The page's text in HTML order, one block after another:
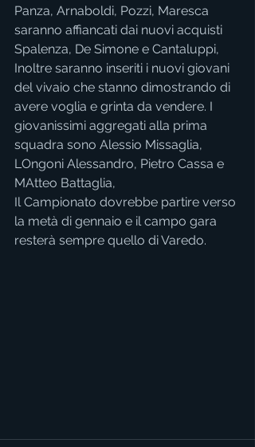
Panza, Arnaboldi, Pozzi, Maresca
saranno affiancati dai nuovi acquisti
Spalenza, De Simone e Cantaluppi,
Inoltre saranno inseriti i nuovi giovani
del vivaio che stanno dimostrando di
avere voglia e grinta da vendere. I
giovanissimi aggregati alla prima
squadra sono Alessio Missaglia,
LOngoni Alessandro, Pietro Cassa e
MAtteo Battaglia,
Il Campionato dovrebbe partire verso
la metà di gennaio e il campo gara
resterà sempre quello di Varedo.